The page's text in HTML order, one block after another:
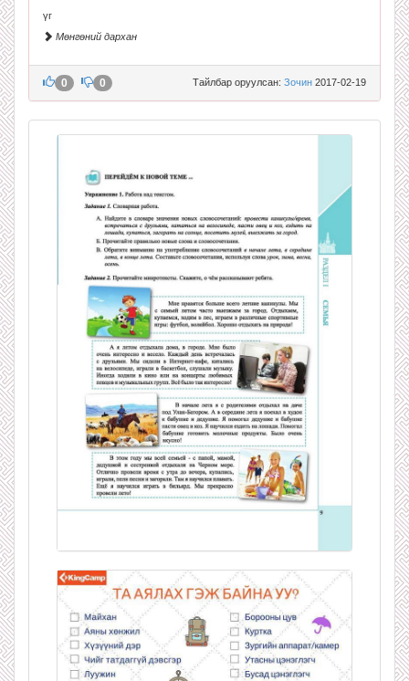
үг
Мөнгөний дархан
Тайлбар оруулсан: Зочин 2017-02-19
0 0